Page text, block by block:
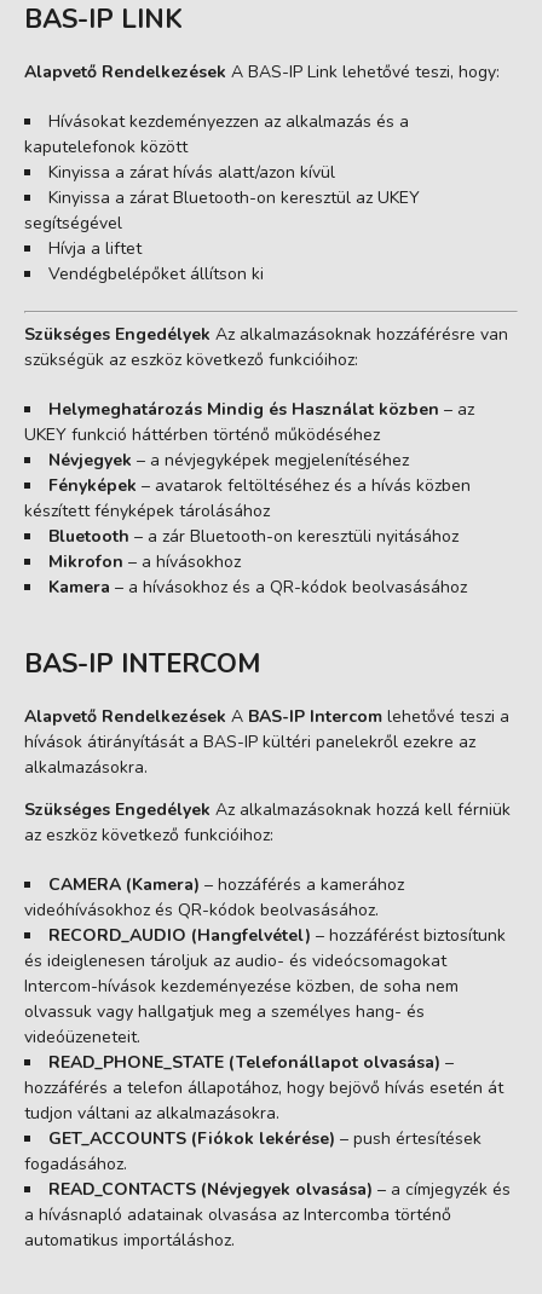
BAS-IP LINK
Alapvető Rendelkezések A BAS-IP Link lehetővé teszi, hogy:
Hívásokat kezdeményezzen az alkalmazás és a
kaputelefonok között
Kinyissa a zárat hívás alatt/azon kívül
Kinyissa a zárat Bluetooth-on keresztül az UKEY
segítségével
Hívja a liftet
Vendégbelépőket állítson ki
Szükséges Engedélyek Az alkalmazásoknak hozzáférésre van
szükségük az eszköz következő funkcióihoz:
Helymeghatározás Mindig és Használat közben – az
UKEY funkció háttérben történő működéséhez
Névjegyek – a névjegyképek megjelenítéséhez
Fényképek – avatarok feltöltéséhez és a hívás közben
készített fényképek tárolásához
Bluetooth – a zár Bluetooth-on keresztüli nyitásához
Mikrofon – a hívásokhoz
Kamera – a hívásokhoz és a QR-kódok beolvasásához
BAS-IP INTERCOM
Alapvető Rendelkezések A BAS-IP Intercom lehetővé teszi a
hívások átirányítását a BAS-IP kültéri panelekről ezekre az
alkalmazásokra.
Szükséges Engedélyek Az alkalmazásoknak hozzá kell férniük
az eszköz következő funkcióihoz:
CAMERA (Kamera) – hozzáférés a kamerához
videóhívásokhoz és QR-kódok beolvasásához.
RECORD_AUDIO (Hangfelvétel) – hozzáférést biztosítunk
és ideiglenesen tároljuk az audio- és videócsomagokat
Intercom-hívások kezdeményezése közben, de soha nem
olvassuk vagy hallgatjuk meg a személyes hang- és
videóüzeneteit.
READ_PHONE_STATE (Telefonállapot olvasása) –
hozzáférés a telefon állapotához, hogy bejövő hívás esetén át
tudjon váltani az alkalmazásokra.
GET_ACCOUNTS (Fiókok lekérése) – push értesítések
fogadásához.
READ_CONTACTS (Névjegyek olvasása) – a címjegyzék és
a hívásnapló adatainak olvasása az Intercomba történő
automatikus importáláshoz.